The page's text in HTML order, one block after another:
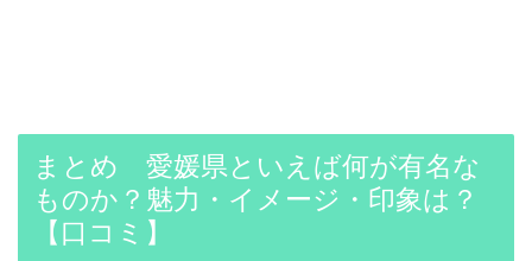
まとめ 愛媛県といえば何が有名な
ものか？魅力・イメージ・印象は？
【口コミ】